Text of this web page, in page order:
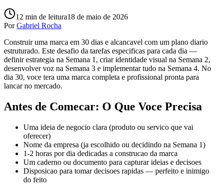
12 min de leitura18 de maio de 2026
Por Gabriel Rocha
Construir uma marca em 30 dias e alcancavel com um plano diario
estruturado. Este desafio da tarefas especificas para cada dia —
definir estrategia na Semana 1, criar identidade visual na Semana 2,
desenvolver voz na Semana 3 e implementar tudo na Semana 4. No
dia 30, voce tera uma marca completa e profissional pronta para
lancar no mercado.
Antes de Comecar: O Que Voce Precisa
Uma ideia de negocio clara (produto ou servico que vai
oferecer)
Nome da empresa (ja escolhido ou decidindo na Semana 1)
1-2 horas por dia dedicadas a construcao da marca
Um caderno ou documento para capturar ideias e decisoes
Disposicao para tomar decisoes rapidas — perfeito e inimigo
do feito